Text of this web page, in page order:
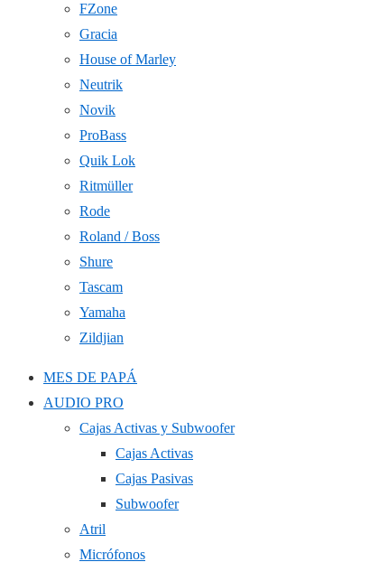
FZone
Gracia
House of Marley
Neutrik
Novik
ProBass
Quik Lok
Ritmüller
Rode
Roland / Boss
Shure
Tascam
Yamaha
Zildjian
MES DE PAPÁ
AUDIO PRO
Cajas Activas y Subwoofer
Cajas Activas
Cajas Pasivas
Subwoofer
Atril
Micrófonos